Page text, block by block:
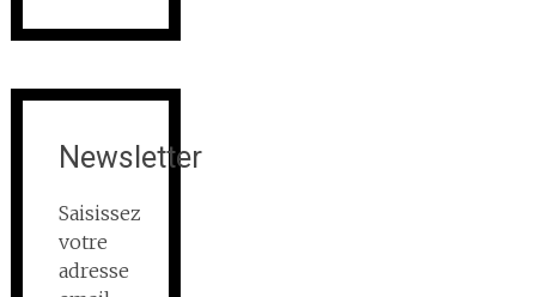
Newsletter
Saisissez
votre
adresse